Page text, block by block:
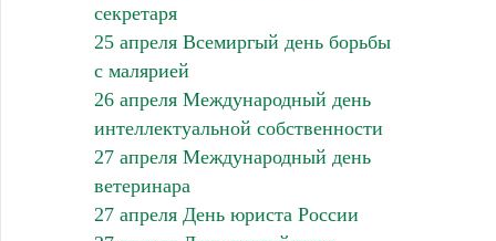
секретаря
25 апреля Всемиргый день борьбы
с малярией
26 апреля Международный день
интеллектуальной собственности
27 апреля Международный день
ветеринара
27 апреля День юриста России